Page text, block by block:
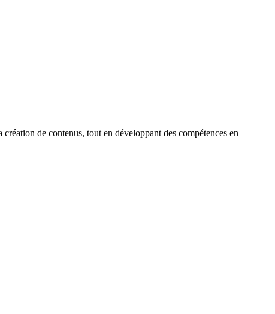
de contenus, tout en développant des compétences en